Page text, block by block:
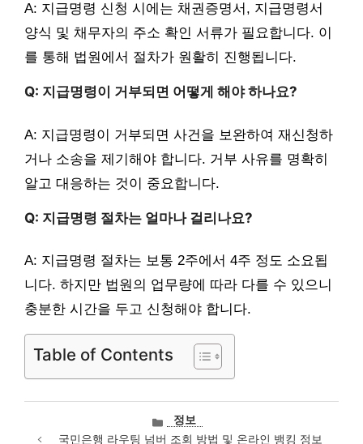
A: 지급명령 신청 시에는 채권증명서, 지급명령서
양식 및 채무자의 주소 확인 서류가 필요합니다. 이
를 통해 법원에서 절차가 원활히 진행됩니다.
Q: 지급명령이 거부되면 어떻게 해야 하나요?
A: 지급명령이 거부되면 사건을 보완하여 재신청하
거나 소송을 제기해야 합니다. 거부 사유를 명확히
알고 대응하는 것이 중요합니다.
Q: 지급명령 절차는 얼마나 걸리나요?
A: 지급명령 절차는 보통 2주에서 4주 정도 소요됩
니다. 하지만 법원의 업무량에 따라 다를 수 있으니
충분한 시간을 두고 신청해야 합니다.
Table of Contents
카
테
정보
국민은행 라우팅 넘버 조회 방법 및 온라인 뱅킹 정보